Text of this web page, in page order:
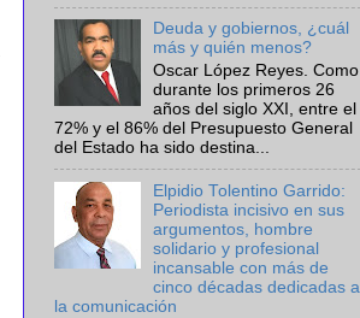
Deuda y gobiernos, ¿cuál
más y quién menos?
Oscar López Reyes. Como
durante los primeros 26
años del siglo XXI, entre el
72% y el 86% del Presupuesto General
del Estado ha sido destina...
Elpidio Tolentino Garrido:
Periodista incisivo en sus
argumentos, hombre
solidario y profesional
incansable con más de
cinco décadas dedicadas a
la comunicación